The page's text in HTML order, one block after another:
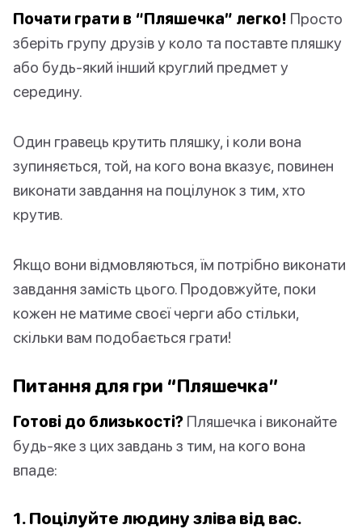
Почати грати в “Пляшечка” легко! Просто
зберіть групу друзів у коло та поставте пляшку
або будь-який інший круглий предмет у
середину.
Один гравець крутить пляшку, і коли вона
зупиняється, той, на кого вона вказує, повинен
виконати завдання на поцілунок з тим, хто
крутив.
Якщо вони відмовляються, їм потрібно виконати
завдання замість цього. Продовжуйте, поки
кожен не матиме своєї черги або стільки,
скільки вам подобається грати!
Питання для гри “Пляшечка”
Готові до близькості? Пляшечка і виконайте
будь-яке з цих завдань з тим, на кого вона
впаде:
1. Поцілуйте людину зліва від вас.